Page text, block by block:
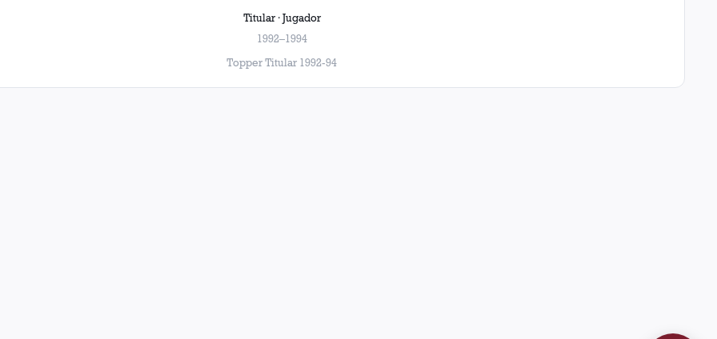
Titular · Jugador
1992–1994
Topper Titular 1992-94